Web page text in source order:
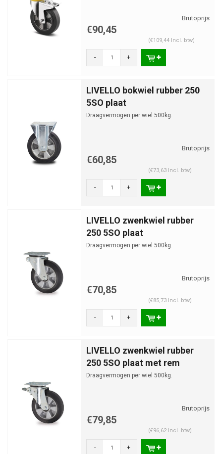
€90,45
(€109,44 Incl. btw)
- +
LIVELLO bokwiel rubber 250
5SO plaat
Draagvermogen per wiel 500kg.
€60,85
(€73,63 Incl. btw)
- +
LIVELLO zwenkwiel rubber
250 5SO plaat
Draagvermogen per wiel 500kg.
€70,85
(€85,73 Incl. btw)
- +
LIVELLO zwenkwiel rubber
250 5SO plaat met rem
Draagvermogen per wiel 500kg.
€79,85
(€96,62 Incl. btw)
- +